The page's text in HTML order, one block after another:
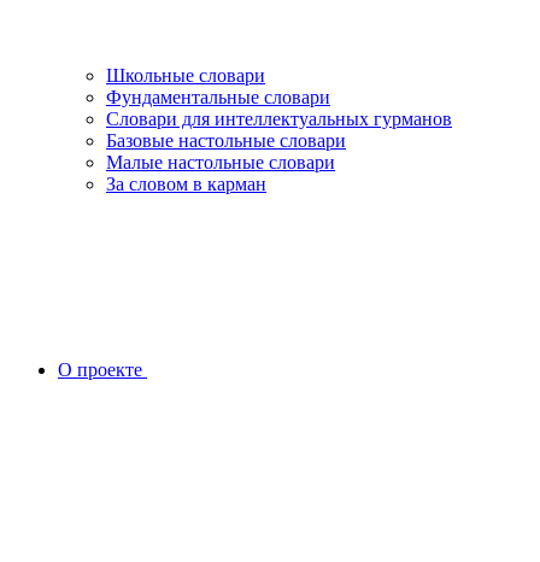
Школьные словари
Фундаментальные словари
Словари для интеллектуальных гурманов
Базовые настольные словари
Малые настольные словари
За словом в карман
О проекте